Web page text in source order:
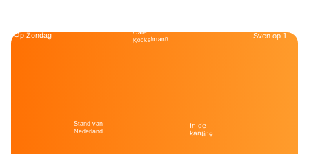
Op Zondag
Stand van
Nederland
Café
Kockelmann
In de
kantine
Sven op 1